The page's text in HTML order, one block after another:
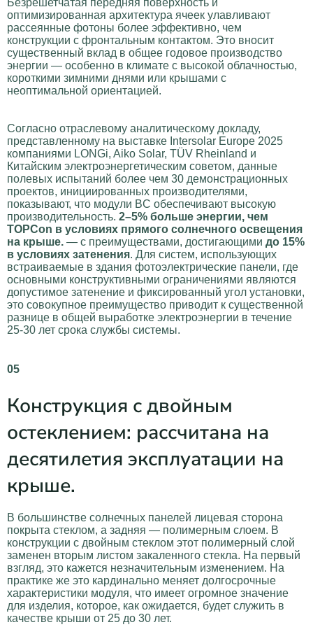
оптимизированная архитектура ячеек улавливают
рассеянные фотоны более эффективно, чем
конструкции с фронтальным контактом. Это вносит
существенный вклад в общее годовое производство
энергии — особенно в климате с высокой облачностью,
короткими зимними днями или крышами с
неоптимальной ориентацией.
Согласно отраслевому аналитическому докладу,
представленному на выставке Intersolar Europe 2025
компаниями LONGi, Aiko Solar, TÜV Rheinland и
Китайским электроэнергетическим советом, данные
полевых испытаний более чем 30 демонстрационных
проектов, инициированных производителями,
показывают, что модули BC обеспечивают высокую
производительность. 2–5% больше энергии, чем
TOPCon в условиях прямого солнечного освещения
на крыше. — с преимуществами, достигающими до 15%
в условиях затенения. Для систем, использующих
встраиваемые в здания фотоэлектрические панели, где
основными конструктивными ограничениями являются
допустимое затенение и фиксированный угол установки,
это совокупное преимущество приводит к существенной
разнице в общей выработке электроэнергии в течение
25-30 лет срока службы системы.
05
Конструкция с двойным
остеклением: рассчитана на
десятилетия эксплуатации на
крыше.
В большинстве солнечных панелей лицевая сторона
покрыта стеклом, а задняя — полимерным слоем. В
конструкции с двойным стеклом этот полимерный слой
заменен вторым листом закаленного стекла. На первый
взгляд, это кажется незначительным изменением. На
практике же это кардинально меняет долгосрочные
характеристики модуля, что имеет огромное значение
для изделия, которое, как ожидается, будет служить в
качестве крыши от 25 до 30 лет.